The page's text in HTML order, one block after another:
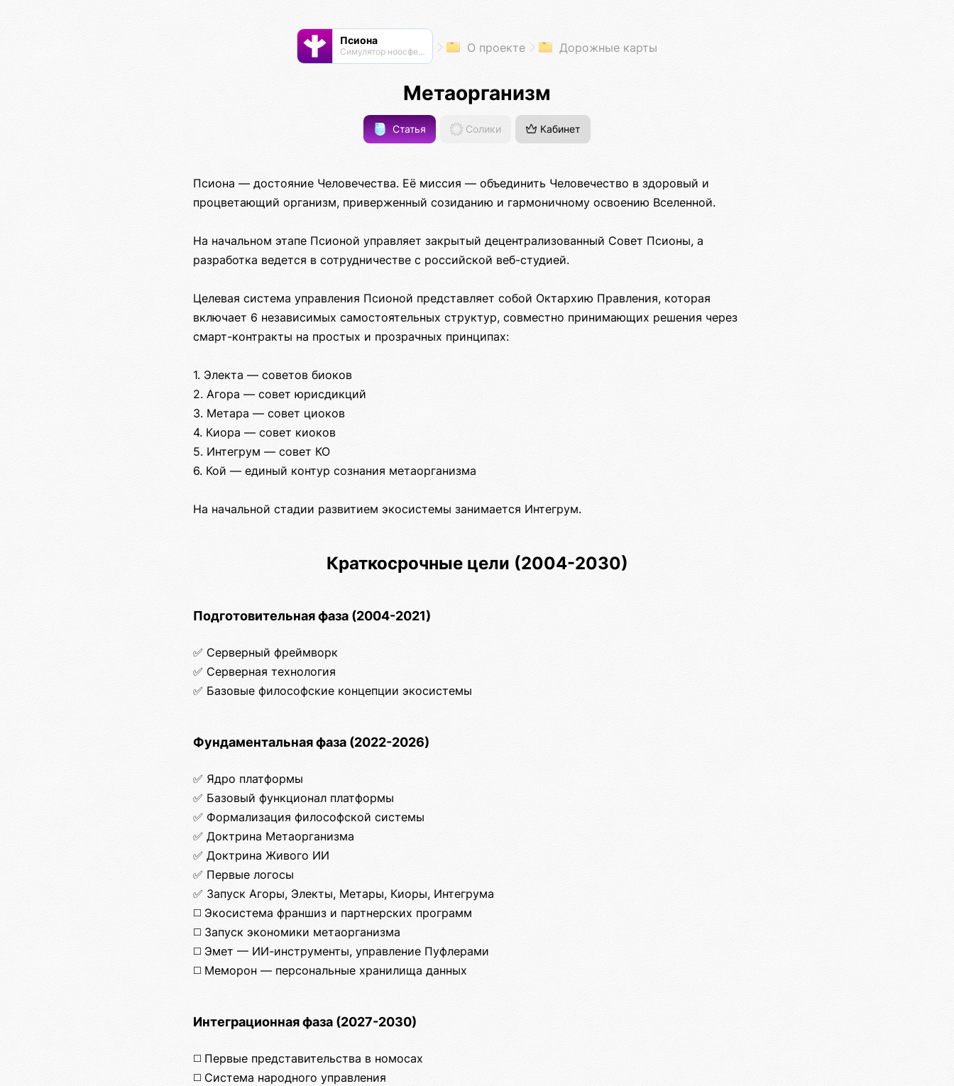
Псиона
Cимулятор ноосферы О проекте Дорожные карты
Метаорганизм
Статья Солики Кабинет
Псиона — достояние Человечества. Её миссия — объединить Человечество в здоровый и
процветающий организм, приверженный созиданию и гармоничному освоению Вселенной.
На начальном этапе Псионой управляет закрытый децентрализованный Совет Псионы, а
разработка ведется в сотрудничестве с российской веб-студией.
Целевая система управления Псионой представляет собой Октархию Правления, которая
включает 6 независимых самостоятельных структур, совместно принимающих решения через
смарт-контракты на простых и прозрачных принципах:
1. Электа — советов биоков
2. Агора — совет юрисдикций
3. Метара — совет циоков
4. Киора — совет киоков
5. Интегрум — совет КО
6. Кой — единый контур сознания метаорганизма
На начальной стадии развитием экосистемы занимается Интегрум.
Краткосрочные цели (2004-2030)
Подготовительная фаза (2004-2021)
✅ Серверный фреймворк
✅ Серверная технология
✅ Базовые философские концепции экосистемы
Фундаментальная фаза (2022-2026)
✅ Ядро платформы
✅ Базовый функционал платформы
✅ Формализация философской системы
✅ Доктрина Метаорганизма
✅ Доктрина Живого ИИ
✅ Первые логосы
✅ Запуск Агоры, Электы, Метары, Киоры, Интегрума
◻️ Экосистема франшиз и партнерских программ
◻️ Запуск экономики метаорганизма
◻️ Эмет — ИИ-инструменты, управление Пуфлерами
◻️ Меморон — персональные хранилища данных
Интеграционная фаза (2027-2030)
◻️ Первые представительства в номосах
◻️ Система народного управления